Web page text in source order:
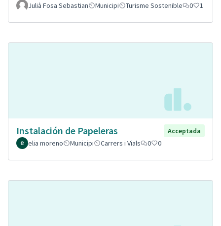
Julià Fosa Sebastian Municipi Turisme Sostenible 0 1
Instalación de Papeleras
Acceptada
elia moreno
Municipi Carrers i Vials 0 0